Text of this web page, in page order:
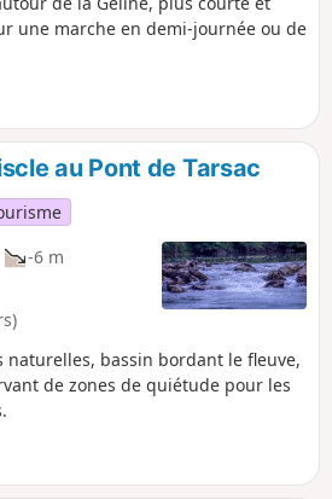
une marche en demi-journée ou de
au Pont de Tarsac
-6 m
naturelles, bassin bordant le fleuve,
de zones de quiétude pour les